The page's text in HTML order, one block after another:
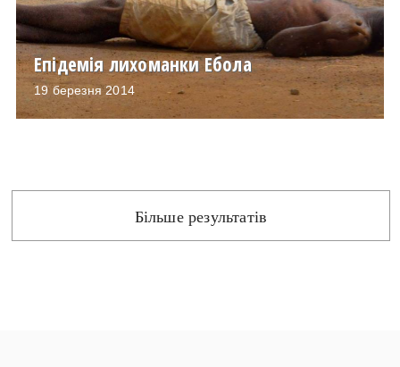
Епідемія лихоманки Ебола
19 березня 2014
Більше результатів